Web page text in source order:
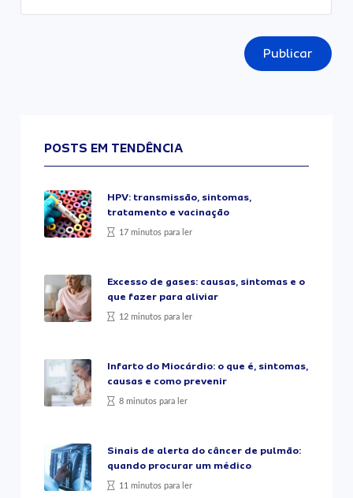
Publicar
POSTS EM TENDÊNCIA
HPV: transmissão, sintomas,
tratamento e vacinação
17 minutos para ler
Excesso de gases: causas, sintomas e o
que fazer para aliviar
12 minutos para ler
Infarto do Miocárdio: o que é, sintomas,
causas e como prevenir
8 minutos para ler
Sinais de alerta do câncer de pulmão:
quando procurar um médico
11 minutos para ler